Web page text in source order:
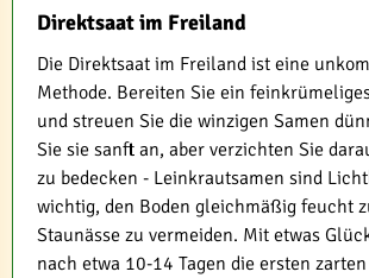
Direktsaat im Freiland
Die Direktsaat im Freiland ist eine
Methode. Bereiten Sie ein
und streuen Sie die winzigen Samen
Sie sie sanft an, aber verzichten Sie
zu bedecken - Leinkrautsamen sind
wichtig, den Boden gleichmäßig feucht
Staunässe zu vermeiden. Mit etwas
nach etwa 10-14 Tagen die ersten